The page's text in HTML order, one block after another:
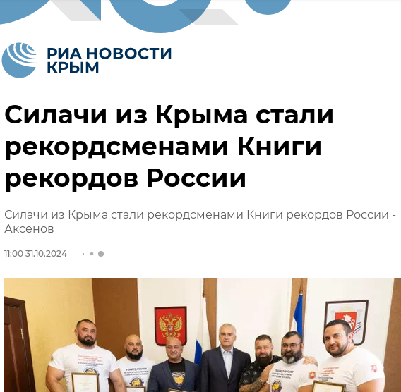
Силачи из Крыма стали
рекордсменами Книги
рекордов России
Силачи из Крыма стали рекордсменами Книги рекордов России -
Аксенов
11:00 31.10.2024